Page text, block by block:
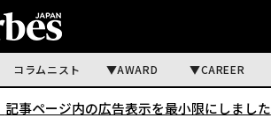
コラムニスト AWARD CAREER
記事ページ内の広告表示を最小限にしました